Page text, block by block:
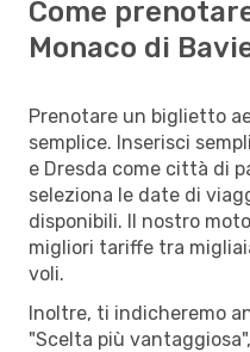
Come
Monaco di
Prenotare un biglietto
semplice. Inserisci
e Dresda come città di
seleziona le date di
disponibili. Il nostro
migliori tariffe tra
voli.
Inoltre, ti indicheremo
"Scelta più